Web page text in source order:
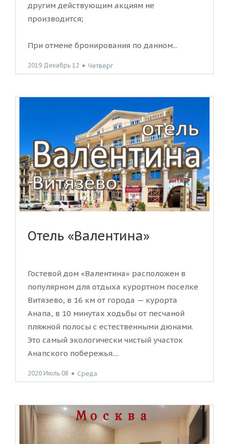
другим действующим акциям не
производится;
При отмене бронирования по данном...
2019 Декабрь 12 ● Четверг
Отель «Валентина»
Гостевой дом «Валентина» расположен в
популярном для отдыха курортном поселке
Витязево, в 16 км от города — курорта
Анапа, в 10 минутах ходьбы от песчаной
пляжной полосы с естественными дюнами.
Это самый экологически чистый участок
Анапского побережья....
2020 Июль 08 ● Среда